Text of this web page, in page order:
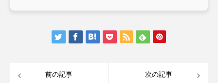
前の記事 次の記事